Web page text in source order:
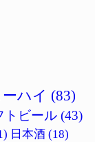
ハイ (83)
トビール (43)
日本酒 (18)